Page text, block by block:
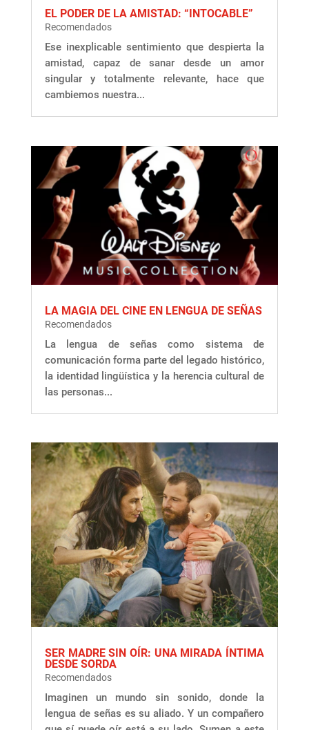
EL PODER DE LA AMISTAD: “INTOCABLE”
Recomendados
Ese inexplicable sentimiento que despierta la
amistad, capaz de sanar desde un amor
singular y totalmente relevante, hace que
cambiemos nuestra...
LA MAGIA DEL CINE EN LENGUA DE SEÑAS
Recomendados
La lengua de señas como sistema de
comunicación forma parte del legado histórico,
la identidad lingüística y la herencia cultural de
las personas...
SER MADRE SIN OÍR: UNA MIRADA ÍNTIMA
DESDE SORDA
Recomendados
Imaginen un mundo sin sonido, donde la
lengua de señas es su aliado. Y un compañero